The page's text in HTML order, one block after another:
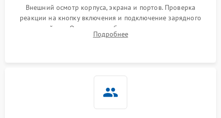
неисправности кулера
Выход из строя SSD или
HDD: медленная загрузка,
2000 ₽
Внешний осмотр корпуса, экрана и портов. Проверка
реакции на кнопку включения и подключение зарядного
устройства. Оценка потребления тока с помощью
лабораторного блока питания для локализации проблемы.
Подробнее